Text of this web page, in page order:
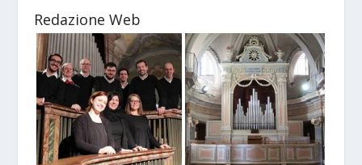
Redazione Web